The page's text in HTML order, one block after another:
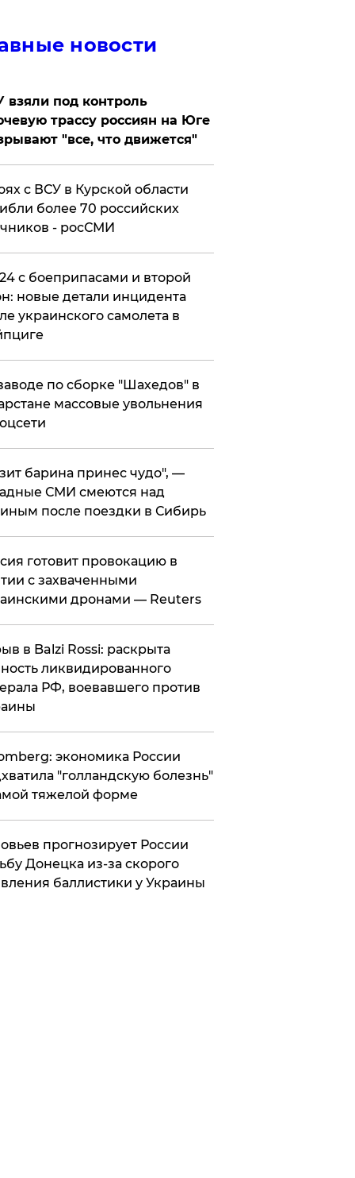
новости
взяли под контроль
трассу россиян на Юге
"все, что движется"
с ВСУ в Курской области
более 70 российских
- росСМИ
с боеприпасами и второй
новые детали инцидента
украинского самолета в
по сборке "Шахедов" в
массовые увольнения
барина принес чудо", —
СМИ смеются над
после поездки в Сибирь
готовит провокацию в
с захваченными
дронами — Reuters
в Balzi Rossi: раскрыта
ликвидированного
РФ, воевавшего против
экономика России
"голландскую болезнь"
тяжелой форме
прогнозирует России
Донецка из-за скорого
баллистики у Украины